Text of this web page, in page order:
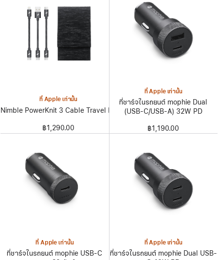
ที่ Apple เท่านั้น
Nimble PowerKnit 3 Cable Travel Kit
฿1,290.00
ที่ Apple เท่านั้น
ที่ชาร์จในรถยนต์ mophie Dual
(USB-C/USB-A) 32W PD
฿1,190.00
ที่ Apple เท่านั้น
ที่ชาร์จในรถยนต์ mophie USB-C
ที่ Apple เท่านั้น
ที่ชาร์จในรถยนต์ mophie Dual USB-